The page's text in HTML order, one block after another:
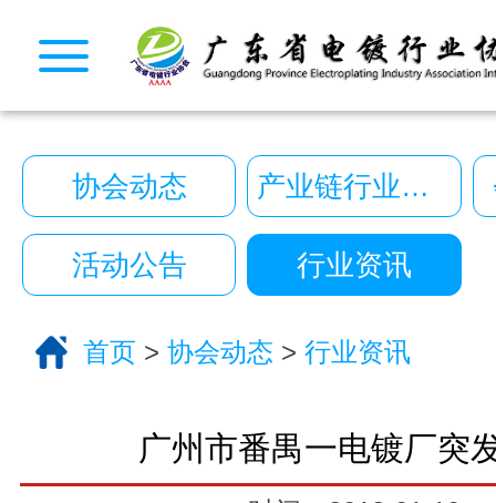
协会动态 产业链行业动态
活动公告 行业资讯
首页 > 协会动态 > 行业资讯
广州市番禺一电镀厂突
CopyRight © 2026 广东省电镀行业协会. All
10222390号
一键拨号
一键导航
CopyRight 2026 All Right Reserved 广东省电
10222390号
技术支持:艾迪品牌策划
服务分类